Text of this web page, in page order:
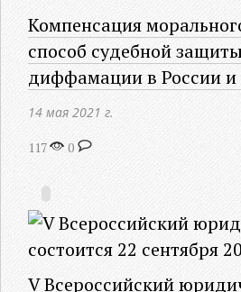
Компенсация
способ судебной
диффамации в России и
14 мая 2021 г.
117 0
V Всероссийский